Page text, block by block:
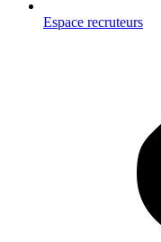
Espace recruteurs